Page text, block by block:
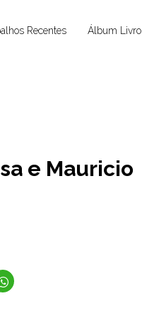
Recentes Álbum Livro
e Mauricio